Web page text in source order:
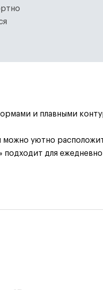
и плавными
можно уютно
для